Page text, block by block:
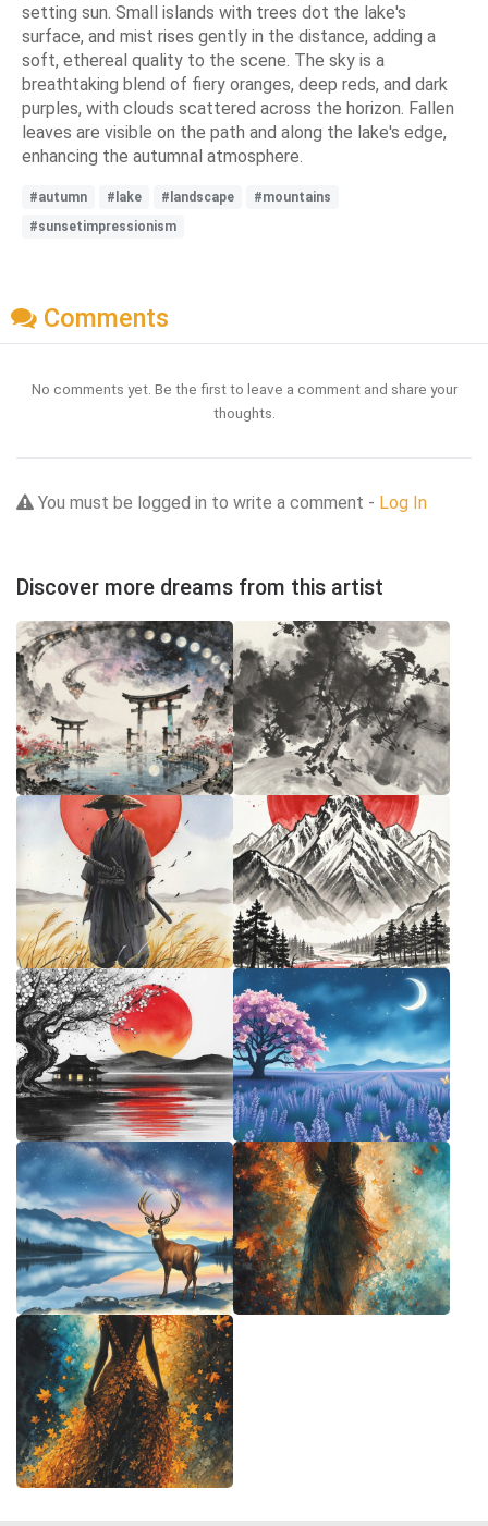
setting sun. Small islands with trees dot the lake's
surface, and mist rises gently in the distance, adding a
soft, ethereal quality to the scene. The sky is a
breathtaking blend of fiery oranges, deep reds, and dark
purples, with clouds scattered across the horizon. Fallen
leaves are visible on the path and along the lake's edge,
enhancing the autumnal atmosphere.
#autumn #lake #landscape
#mountains
#sunsetimpressionism
Comments
No comments yet. Be the first to leave a comment and share your
thoughts.
You must be logged in to write a comment - Log In
Discover more dreams from this artist